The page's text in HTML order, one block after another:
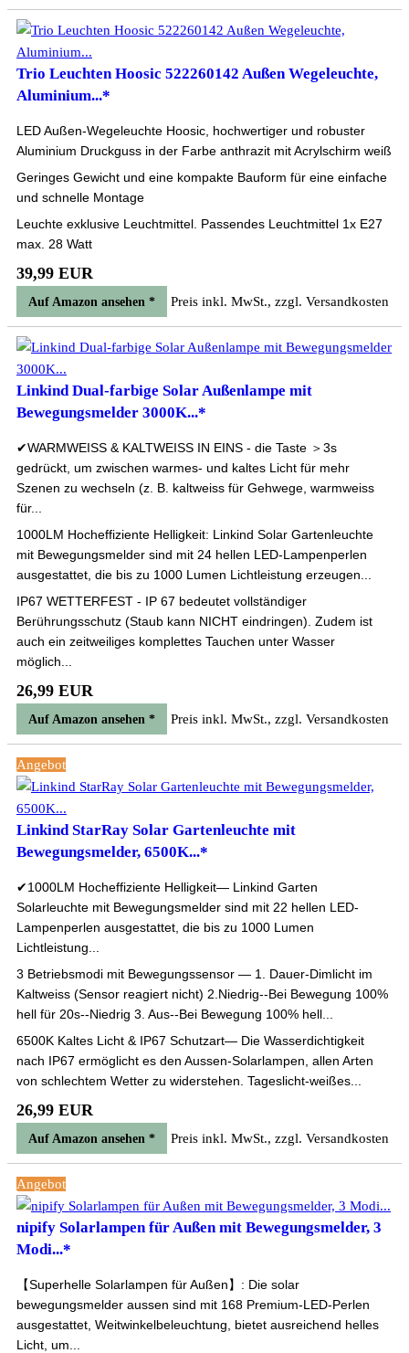
Trio Leuchten Hoosic 522260142 Außen Wegeleuchte,
Aluminium...*
LED Außen-Wegeleuchte Hoosic, hochwertiger und robuster
Aluminium Druckguss in der Farbe anthrazit mit Acrylschirm weiß
Geringes Gewicht und eine kompakte Bauform für eine einfache
und schnelle Montage
Leuchte exklusive Leuchtmittel. Passendes Leuchtmittel 1x E27
max. 28 Watt
39,99 EUR
Auf Amazon ansehen * Preis inkl. MwSt., zzgl. Versandkosten
Linkind Dual-farbige Solar Außenlampe mit
Bewegungsmelder 3000K...*
✔WARMWEISS & KALTWEISS IN EINS - die Taste ＞3s
gedrückt, um zwischen warmes- und kaltes Licht für mehr
Szenen zu wechseln (z. B. kaltweiss für Gehwege, warmweiss
für...
1000LM Hocheffiziente Helligkeit: Linkind Solar Gartenleuchte
mit Bewegungsmelder sind mit 24 hellen LED-Lampenperlen
ausgestattet, die bis zu 1000 Lumen Lichtleistung erzeugen...
IP67 WETTERFEST - IP 67 bedeutet vollständiger
Berührungsschutz (Staub kann NICHT eindringen). Zudem ist
auch ein zeitweiliges komplettes Tauchen unter Wasser
möglich...
26,99 EUR
Auf Amazon ansehen * Preis inkl. MwSt., zzgl. Versandkosten
Angebot
Linkind StarRay Solar Gartenleuchte mit
Bewegungsmelder, 6500K...*
✔1000LM Hocheffiziente Helligkeit— Linkind Garten
Solarleuchte mit Bewegungsmelder sind mit 22 hellen LED-
Lampenperlen ausgestattet, die bis zu 1000 Lumen
Lichtleistung...
3 Betriebsmodi mit Bewegungssensor — 1. Dauer-Dimlicht im
Kaltweiss (Sensor reagiert nicht) 2.Niedrig--Bei Bewegung 100%
hell für 20s--Niedrig 3. Aus--Bei Bewegung 100% hell...
6500K Kaltes Licht & IP67 Schutzart— Die Wasserdichtigkeit
nach IP67 ermöglicht es den Aussen-Solarlampen, allen Arten
von schlechtem Wetter zu widerstehen. Tageslicht-weißes...
26,99 EUR
Auf Amazon ansehen * Preis inkl. MwSt., zzgl. Versandkosten
Angebot
nipify Solarlampen für Außen mit Bewegungsmelder, 3
Modi...*
【Superhelle Solarlampen für Außen】: Die solar
bewegungsmelder aussen sind mit 168 Premium-LED-Perlen
ausgestattet, Weitwinkelbeleuchtung, bietet ausreichend helles
Licht, um...